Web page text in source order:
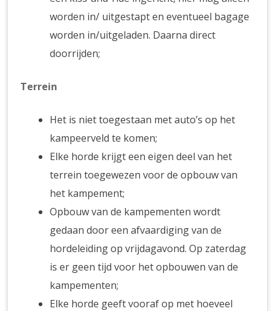
worden in/ uitgestapt en eventueel bagage
worden in/uitgeladen. Daarna direct
doorrijden;
Terrein
Het is niet toegestaan met auto’s op het
kampeerveld te komen;
Elke horde krijgt een eigen deel van het
terrein toegewezen voor de opbouw van
het kampement;
Opbouw van de kampementen wordt
gedaan door een afvaardiging van de
hordeleiding op vrijdagavond. Op zaterdag
is er geen tijd voor het opbouwen van de
kampementen;
Elke horde geeft vooraf op met hoeveel